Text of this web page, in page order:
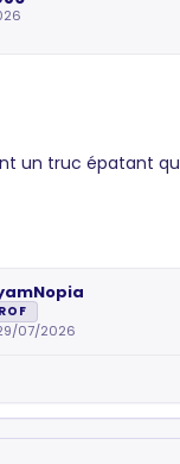
un truc épatant
07/2026